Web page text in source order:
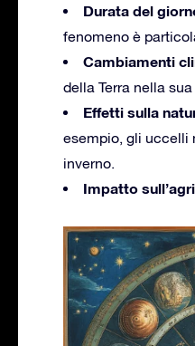
Durata del
fenomeno è
Cambiamenti
della Terra nella
Effetti sulla
esempio, gli uccelli
inverno.
Impatto